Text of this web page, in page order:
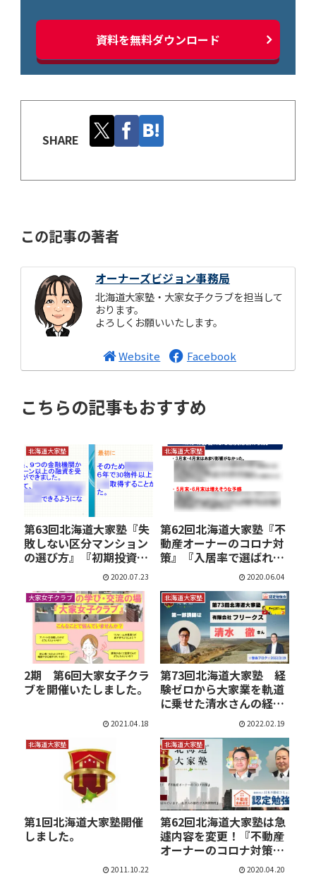
資料を無料ダウンロード
SHARE
この記事の著者
オーナーズビジョン事務局
北海道大家塾・大家女子クラブを担当して
おります。
よろしくお願いいたします。
Website Facebook
こちらの記事もおすすめ
北海道大家塾
第63回北海道大家塾『失
敗しない区分マンション
の選び方』『初期投資
2020.07.23
北海道大家塾
第62回北海道大家塾『不
動産オーナーのコロナ対
策』『入居率で選ばれ
2020.06.04
大家女子クラブ
2期 第6回大家女子クラ
ブを開催いたしました。
2021.04.18
北海道大家塾
第73回北海道大家塾 経
験ゼロから大家業を軌道
に乗せた清水さんの経
2022.02.19
北海道大家塾
第1回北海道大家塾開催
しました。
2011.10.22
北海道大家塾
第62回北海道大家塾は急
遽内容を変更！『不動産
オーナーのコロナ対策』
2020.04.20